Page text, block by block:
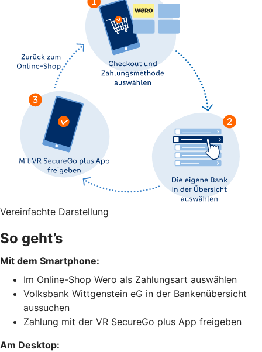
Vereinfachte Darstellung
So geht’s
Mit dem Smartphone:
Im Online-Shop Wero als Zahlungsart auswählen
Volksbank Wittgenstein eG in der Bankenübersicht
aussuchen
Zahlung mit der VR SecureGo plus App freigeben
Am Desktop: